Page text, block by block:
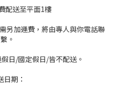
配送至平面1樓
另加運費，將由專人與你電話聯
繫。
日/國定假日/皆不配送。
日期：